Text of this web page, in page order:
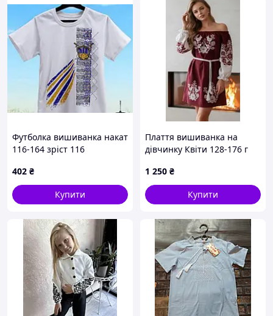
Футболка вишиванка накат
116-164 зріст 116
402 ₴
Купити
Плаття вишиванка на
дівчинку Квіти 128-176 г
1 250 ₴
Купити